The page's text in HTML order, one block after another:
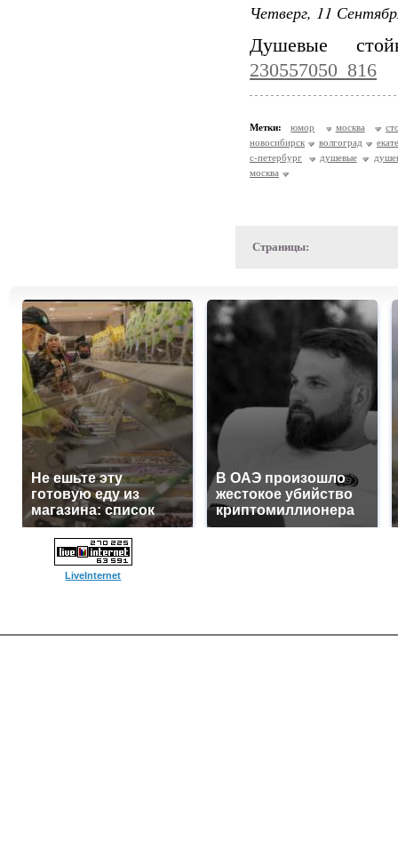
Четверг, 11
Душевые
230557050_816
Метки: юмор москва
новосибирск
волгоград
с-петербург
душевые
москва
Страницы:
Не ешьте эту
готовую еду из
магазина: список
В ОАЭ произошло
жестокое убийство
криптомиллионера
LiveInternet